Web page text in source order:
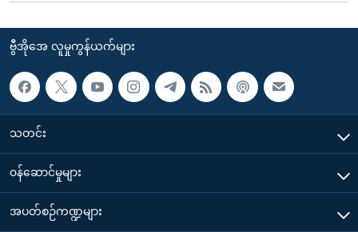
ဗွီအိုအေ လူမှုကွန်ယက်များ
သတင်း
၀န်ဆောင်မှုများ
အပတ်စဉ်ကဏ္ဍများ